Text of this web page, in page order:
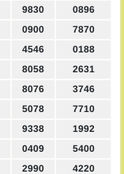
9830
0896
0900
7870
4546
0188
8058
2631
8076
3746
5078
7710
9338
1992
0409
5400
2990 4220